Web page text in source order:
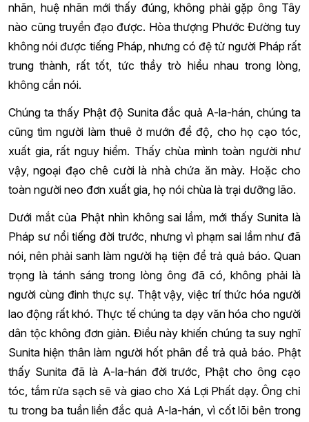
nhãn, huệ nhãn mới thấy đúng, không phải gặp ông Tây
nào cũng truyền đạo được. Hòa thượng Phước Đường tuy
không nói được tiếng Pháp, nhưng có đệ tử người Pháp rất
trung thành, rất tốt, tức thầy trò hiểu nhau trong lòng,
không cần nói.
Chúng ta thấy Phật độ Sunita đắc quả A-la-hán, chúng ta
cũng tìm người làm thuê ở mướn để độ, cho họ cạo tóc,
xuất gia, rất nguy hiểm. Thấy chùa mình toàn người như
vậy, ngoại đạo chê cười là nhà chứa ăn mày. Hoặc cho
toàn người neo đơn xuất gia, họ nói chùa là trại dưỡng lão.
Dưới mắt của Phật nhìn không sai lầm, mới thấy Sunita là
Pháp sư nổi tiếng đời trước, nhưng vì phạm sai lầm như đã
nói, nên phải sanh làm người hạ tiện để trả quả báo. Quan
trọng là tánh sáng trong lòng ông đã có, không phải là
người cùng đinh thực sự. Thật vậy, việc trí thức hóa người
lao động rất khó. Thực tế chúng ta dạy văn hóa cho người
dân tộc không đơn giản. Điều này khiến chúng ta suy nghĩ
Sunita hiện thân làm người hốt phân để trả quả báo. Phật
thấy Sunita đã là A-la-hán đời trước, Phật cho ông cạo
tóc, tắm rửa sạch sẽ và giao cho Xá Lợi Phất dạy. Ông chỉ
tu trong ba tuần liền đắc quả A-la-hán, vì cốt lõi bên trong